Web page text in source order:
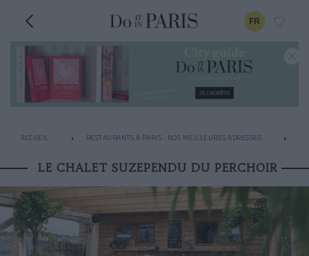
FR
ACCUEIL RESTAURANTS À PARIS : NOS MEILLEURES ADRESSES
LE CHALET SUZEPENDU DU PERCHOIR